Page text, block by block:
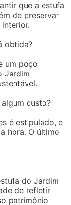
que a estufa
de preservar
interior.
obtida?
um poço
Jardim
custo?
é estipulado, e
hora. O último
do Jardim
de refletir
patrimônio